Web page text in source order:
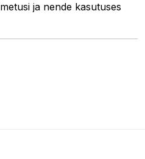
ja nende kasutuses